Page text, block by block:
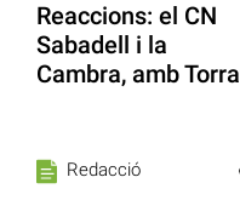
Reaccions: el CN
Sabadell i la
Cambra, amb Torra
Redacció